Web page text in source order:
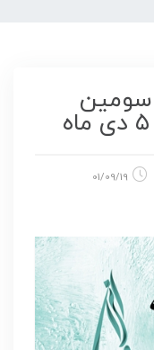
سومین
01/09/19